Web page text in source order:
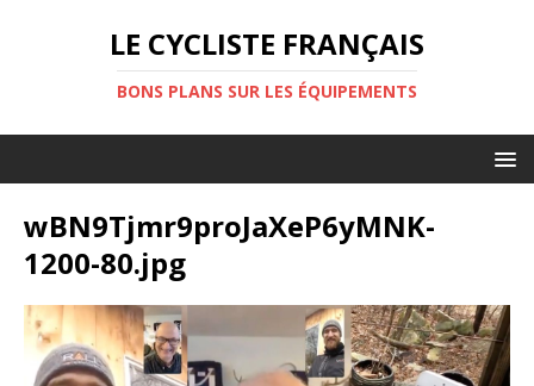
LE CYCLISTE FRANÇAIS
BONS PLANS SUR LES ÉQUIPEMENTS
wBN9Tjmr9proJaXeP6yMNK-
1200-80.jpg